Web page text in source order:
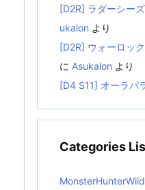
[D2R] ラダーシー
ukalon より
[D2R] ウォーロッ
に Asukalon より
[D4 S11] オーラパ
Categories